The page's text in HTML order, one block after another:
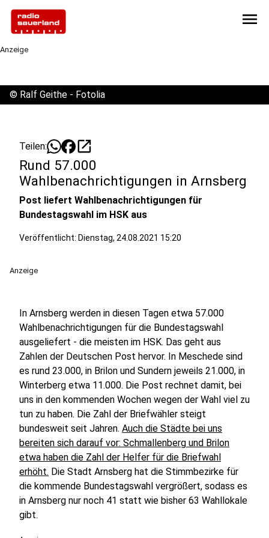
menu
Anzeige
© Ralf Geithe - Fotolia
Teilen: open_in_new
Rund 57.000
Wahlbenachrichtigungen in Arnsberg
Post liefert Wahlbenachrichtigungen für
Bundestagswahl im HSK aus
Veröffentlicht: Dienstag, 24.08.2021 15:20
Anzeige
In Arnsberg werden in diesen Tagen etwa 57.000
Wahlbenachrichtigungen für die Bundestagswahl
ausgeliefert - die meisten im HSK. Das geht aus
Zahlen der Deutschen Post hervor. In Meschede sind
es rund 23.000, in Brilon und Sundern jeweils 21.000, in
Winterberg etwa 11.000. Die Post rechnet damit, bei
uns in den kommenden Wochen wegen der Wahl viel zu
tun zu haben. Die Zahl der Briefwähler steigt
bundesweit seit Jahren. Auch die Städte bei uns
bereiten sich darauf vor: Schmallenberg und Brilon
etwa haben die Zahl der Helfer für die Briefwahl
erhöht. Die Stadt Arnsberg hat die Stimmbezirke für
die kommende Bundestagswahl vergrößert, sodass es
in Arnsberg nur noch 41 statt wie bisher 63 Wahllokale
gibt.